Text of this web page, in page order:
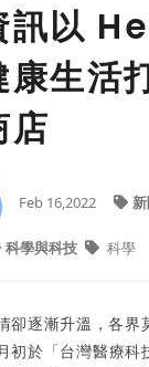
訊以
生活
店
Feb 16,2022
科學與科技 科學
卻逐漸升溫，各界
初於 「台灣醫療科